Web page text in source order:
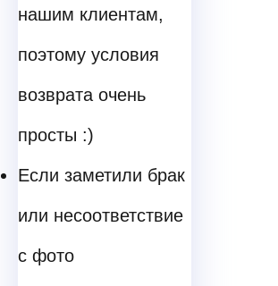
нашим клиентам,
поэтому условия
возврата очень
просты :)
Если заметили брак
или несоответствие
с фото